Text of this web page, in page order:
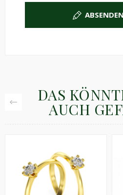
ABSENDEN
DAS
AUCH